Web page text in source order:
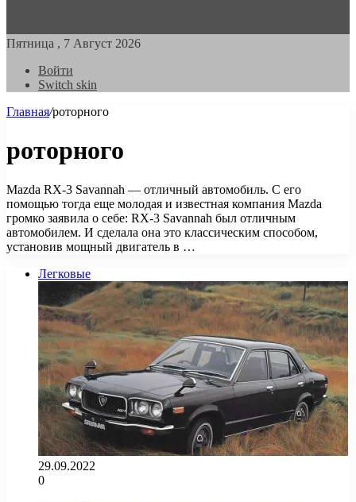
Пятница , 7 Август 2026
Войти
Switch skin
Главная/роторного
роторного
Mazda RX-3 Savannah — отличный автомобиль. С его
помощью тогда еще молодая и известная компания Mazda
громко заявила о себе: RX-3 Savannah был отличным
автомобилем. И сделала она это классическим способом,
установив мощный двигатель в …
Легковые
29.09.2022
0